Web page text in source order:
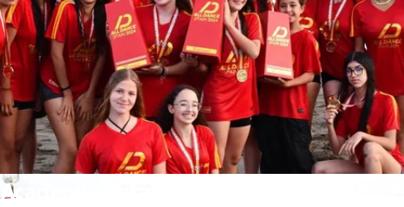
Academia Datana con destino Orlando,